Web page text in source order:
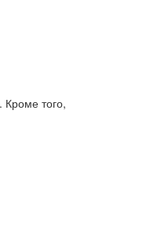
Кроме того,